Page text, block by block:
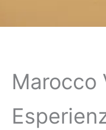
Marocco